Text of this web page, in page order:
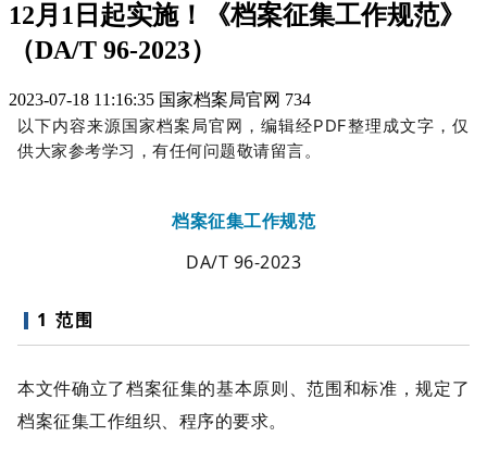
12月1日起实施！《档案征集工作规范》
（DA/T 96-2023）
2023-07-18 11:16:35 国家档案局官网 734
以下内容来源国家档案局官网，编辑经PDF整理成文字，仅
供大家参考学习，有任何问题敬请留言。
档案征集工作规范
DA/T 96-2023
1 范围
本文件确立了档案征集的基本原则、范围和标准，规定了
档案征集工作组织、程序的要求。